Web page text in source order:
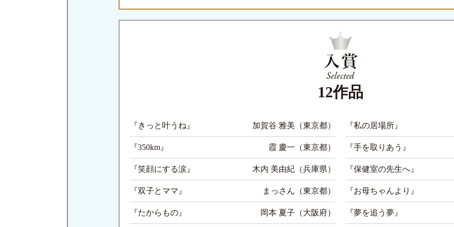
12作品
『きっと叶うね』 加賀谷 雅美 （東京都） 『私の居場所』
『350km』 霞 慶一 （東京都） 『手を取りあう』
『笑顔にする涙』 木内 美由紀 （兵庫県） 『保健室の先生へ』
『双子とママ』 まっさん （東京都） 『お母ちゃんより』
『たからもの』 岡本 夏子 （大阪府） 『夢を追う夢』